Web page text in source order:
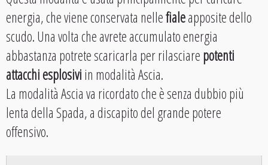
energia, che viene conservata nellefialeapposite dello
scudo. Una volta che avrete accumulato energia
abbastanza potrete scaricarla per rilasciarepotenti
attacchi esplosiviin modalità Ascia.
La modalità Ascia va ricordato che è senza dubbio più
lenta della Spada, a discapito del grande potere
offensivo.